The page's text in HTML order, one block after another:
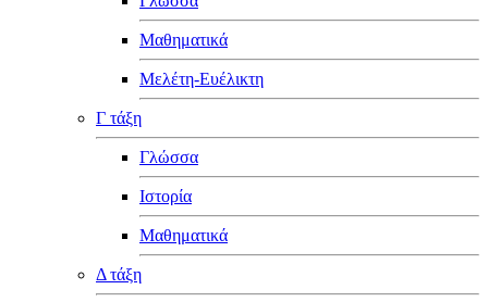
Μαθηματικά
Μελέτη-Ευέλικτη
Γ τάξη
Γλώσσα
Ιστορία
Μαθηματικά
Δ τάξη